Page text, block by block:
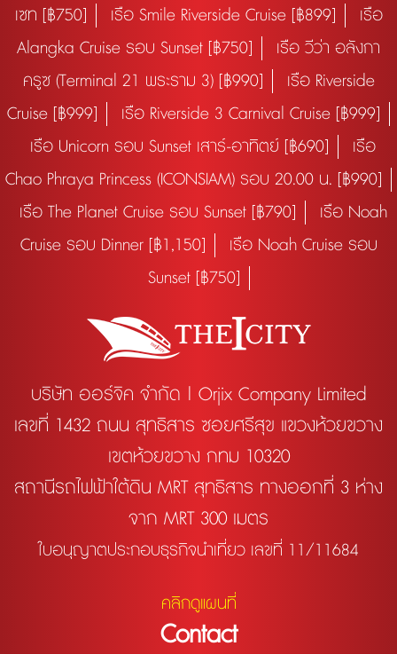
เซท [฿750]
เรือ Smile Riverside Cruise [฿899]
เรือ
Alangka Cruise รอบ Sunset [฿750]
เรือ วีว่า อลังกา
ครูซ (Terminal 21 พระราม 3) [฿990]
เรือ Riverside
Cruise [฿999]
เรือ Riverside 3 Carnival Cruise [฿999]
เรือ Unicorn รอบ Sunset เสาร์-อาทิตย์ [฿690]
เรือ
Chao Phraya Princess (ICONSIAM) รอบ 20.00 น. [฿990]
เรือ The Planet Cruise รอบ Sunset [฿790]
เรือ Noah
Cruise รอบ Dinner [฿1,150]
เรือ Noah Cruise รอบ
Sunset [฿750]
บริษัท ออร์จิค จำกัด | Orjix Company Limited
เลขที่ 1432 ถนน สุทธิสาร ซอยศรีสุข แขวงห้วยขวาง
เขตห้วยขวาง กทม 10320
สถานีรถไฟฟ้าใต้ดิน MRT สุทธิสาร ทางออกที่ 3 ห่าง
จาก MRT 300 เมตร
ใบอนุญาตประกอบธุรกิจนำเที่ยว เลขที่ 11/11684
คลิกดูแผนที่
Contact